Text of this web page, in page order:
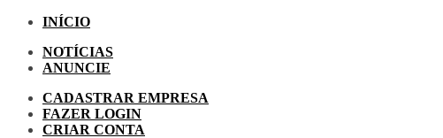
INÍCIO
NOTÍCIAS
ANUNCIE
CADASTRAR EMPRESA
FAZER LOGIN
CRIAR CONTA